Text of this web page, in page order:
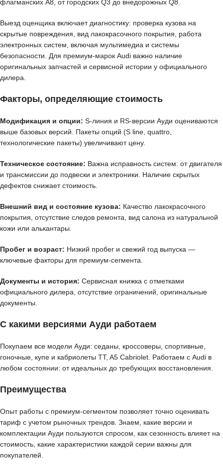
флагманских A8, от городских Q3 до внедорожных Q8.
Выезд оценщика включает диагностику: проверка кузова на
скрытые повреждения, вид лакокрасочного покрытия, работа
электронных систем, включая мультимедиа и системы
безопасности. Для премиум-марок Audi важно наличие
оригинальных запчастей и сервисной истории у официального
дилера.
Факторы, определяющие стоимость
Модификация и опции: S-линия и RS-версии Ауди оцениваются
выше базовых версий. Пакеты опций (S line, quattro,
технологические пакеты) увеличивают цену.
Техническое состояние: Важна исправность систем: от двигателя
и трансмиссии до подвески и электроники. Наличие скрытых
дефектов снижает стоимость.
Внешний вид и состояние кузова: Качество лакокрасочного
покрытия, отсутствие следов ремонта, вид салона из натуральной
кожи или алькантары.
Пробег и возраст: Низкий пробег и свежий год выпуска —
ключевые факторы для премиум-сегмента.
Документы и история: Сервисная книжка с отметками
официального дилера, отсутствие ограничений, оригинальные
документы.
С какими версиями Ауди работаем
Покупаем все модели Ауди: седаны, кроссоверы, спортивные,
гоночные, купе и кабриолеты TT, A5 Cabriolet. Работаем с Audi в
любом состоянии: от идеальных до требующих восстановления.
Преимущества
Опыт работы с премиум-сегментом позволяет точно оценивать
тариф с учетом рыночных трендов. Знаем, какие версии и
комплектации Ауди пользуются спросом, как сезонность влияет на
стоимость, какие характеристики каждой серии важны для
покупателей.